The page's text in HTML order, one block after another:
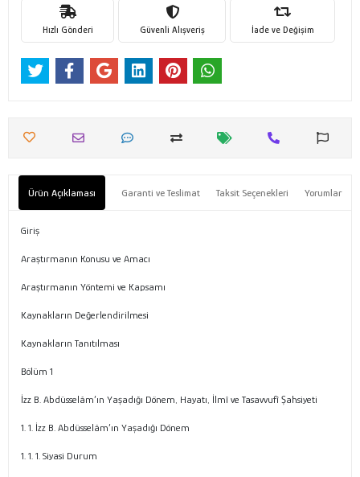
Hızlı Gönderi Güvenli Alışveriş İade ve Değişim
Ürün Açıklaması Garanti ve Teslimat Taksit Seçenekleri Yorumlar
Giriş
Araştırmanın Konusu ve Amacı
Araştırmanın Yöntemi ve Kapsamı
Kaynakların Değerlendirilmesi
Kaynakların Tanıtılması
Bölüm 1
İzz B. Abdüsselâm’ın Yaşadığı Dönem, Hayatı, İlmî ve Tasavvufî Şahsiyeti
1. 1. İzz B. Abdüsselâm’ın Yaşadığı Dönem
1. 1. 1. Siyasi Durum